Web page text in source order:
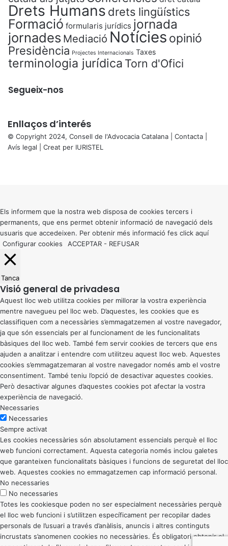
Drets Humans drets lingüístics
Formació formularis jurídics jornada
jornades Mediació Notícies opinió
Presidència Projectes Internacionals Taxes
terminologia jurídica Torn d'Ofici
Segueix-nos
Enllaços d’interés
© Copyright 2024, Consell de l'Advocacia Catalana | Contacta
Avís legal | Creat per IURISTEL
button
Els informem que la nostra web disposa de cookies tercers i
permanents, que ens permet obtenir informació de navegació dels
usuaris que accedeixen. Per obtenir més informació fes click aquí
Configurar cookies
ACCEPTAR - REFUSAR
Tanca
Visió general de privadesa
Aquest lloc web utilitza cookies per millorar la vostra experiència
mentre navegueu pel lloc web. D’aquestes, les cookies que es
classifiquen com a necessàries s’emmagatzemen al vostre navegador,
ja que són essencials per al funcionament de les funcionalitats
bàsiques del lloc web. També fem servir cookies de tercers que ens
ajuden a analitzar i entendre com utilitzeu aquest lloc web. Aquestes
cookies s’emmagatzemaran al vostre navegador només amb el vostre
consentiment. També teniu l’opció de desactivar aquestes cookies.
Però desactivar algunes d’aquestes cookies pot afectar la vostra
experiència de navegació.
Necessaries
Necessaries
Sempre activat
Les cookies necessàries són absolutament essencials perquè el lloc
web funcioni correctament. Aquesta categoria només inclou galetes
que garanteixen funcionalitats bàsiques i funcions de seguretat del lloc
web. Aquestes cookies no emmagatzemen cap informació personal.
No necessaries
No necessaries
Totes les cookiesque poden no ser especialment necessàries perquè
el lloc web funcioni i s’utilitzen específicament per recopilar dades
personals de l’usuari a través d’anàlisis, anuncis i altres continguts
incrustats s’anomenen cookies no necessàries. És obligatori obtenir el